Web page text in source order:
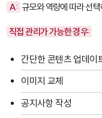
A: 규모와 역량에 따라 선
직접 관리가 가능한 경우:
간단한 콘텐츠 업데이
이미지 교체
공지사항 작성